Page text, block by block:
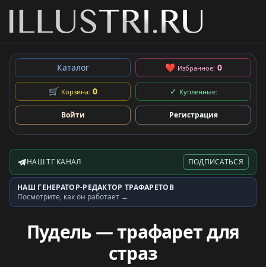
Каталог ❤ Избранное: 0
🛒 Корзина: 0 ✓ Купленные:
Войти Регистрация
Telegram-канал
НАШ ТГ КАНАЛ ПОДПИСАТЬСЯ
Генератор трафаретов
НАШ ГЕНЕРАТОР-РЕДАКТОР ТРАФАРЕТОВ
Посмотрите, как он работает →
Пудель — трафарет для
страз